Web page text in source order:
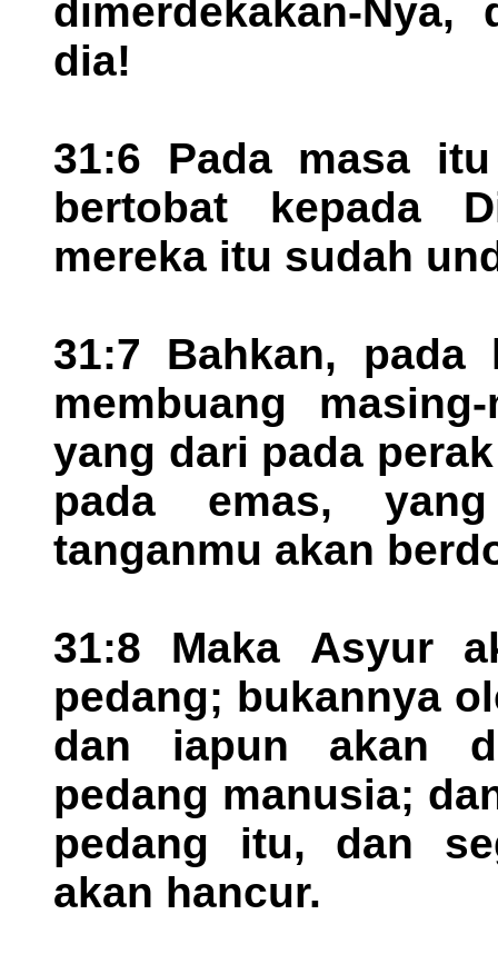
dimerdekakan-
dia!
31:6 Pada masa
bertobat kepada
mereka itu sudah
31:7 Bahkan,
membuang
yang dari pada
pada emas,
tanganmu akan
31:8 Maka Asyur
pedang; bukannya
dan iapun akan
pedang manusia;
pedang itu, dan
akan hancur.